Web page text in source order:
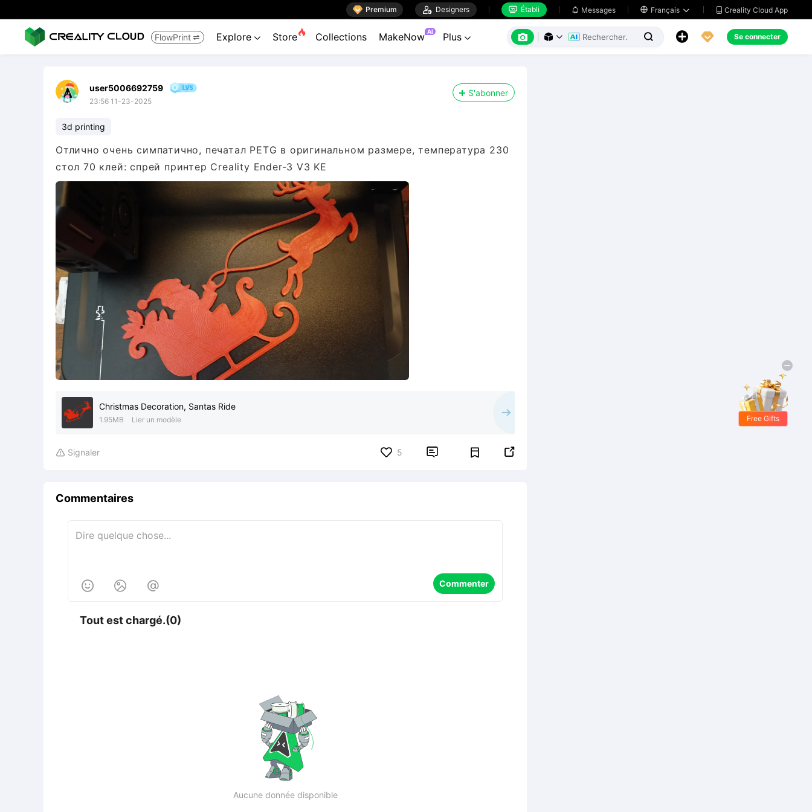
 Premium  Designers  Établi  Messages  Français   Creality Cloud App
FlowPrint  Explore  Store Collections MakeNow AI Plus        Se connecter
user5006692759
23:56 11-23-2025
S'abonner
3d printing
Отлично очень симпатично, печатал PETG в оригинальном размере, температура 230
стол 70 клей: спрей принтер Creality Ender-3 V3 KE
Christmas Decoration, Santas Ride
1.95MB Lier un modèle
 Signaler 5  
Commentaires
   Commenter
Tout est chargé.(0)
Aucune donnée disponible
Free Gifts